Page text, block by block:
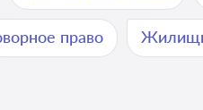
право